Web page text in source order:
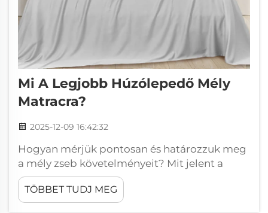
Mi A Legjobb Húzólepedő Mély
Matracra?
2025-12-09 16:42:32
Hogyan mérjük pontosan és határozzuk meg
a mély zseb követelményeit? Mit jelent a
'mély zseb' a huzatneműknél? A mély zsebes
huzatneműk legalább 15 hüvelyk (kb. 38 cm)
magas matracokhoz készülnek, ami sokkal
TÖBBET TUDJ MEG